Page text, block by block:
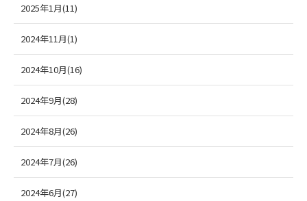
2025年1月(11)
2024年11月(1)
2024年10月(16)
2024年9月(28)
2024年8月(26)
2024年7月(26)
2024年6月(27)